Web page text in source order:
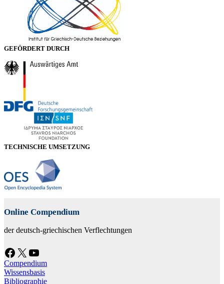
GEFÖRDERT DURCH
TECHNISCHE UMSETZUNG
Online Compendium
der deutsch-griechischen Verflechtungen
Facebook X YouTube
Compendium
Wissensbasis
Bibliographie